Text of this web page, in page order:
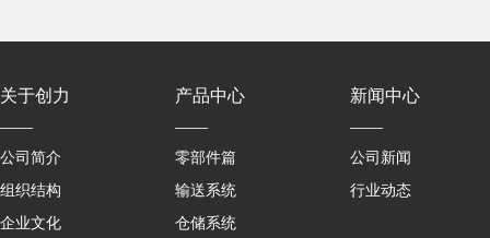
关于创力
公司简介
组织结构
企业文化
产品中心
零部件篇
输送系统
仓储系统
新闻中心
公司新闻
行业动态